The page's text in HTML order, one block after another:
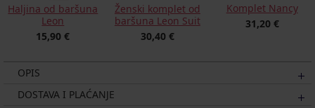
Haljina od baršuna
Leon
15,90 €
Ženski komplet od
baršuna Leon Suit
30,40 €
Komplet Nancy
31,20 €
OPIS
DOSTAVA I PLAĆANJE